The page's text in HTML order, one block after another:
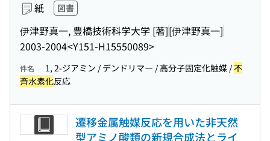
紙 図書
伊津野真一, 豊橋技術科学大学 [著][伊津野真一]
2003-2004<Y151-H15550089>
件名 1, 2-ジアミン / デンドリマー / 高分子固定化触媒 /不
斉水素化反応
遷移金属触媒反応を用いた非天然
型アミノ酸類の新規合成法とライ